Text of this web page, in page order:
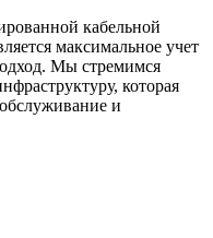
кабельной
максимальное учет
Мы стремимся
которая
и